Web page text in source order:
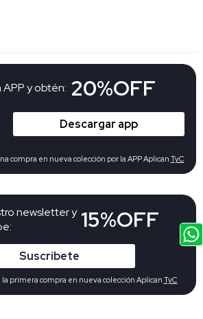
newsletter y 15%OFF
Suscribete
primera compra en nueva colección Aplican TyC
APP y obtén: 20%OFF
Descargar app
compra en nueva colección por la APP Aplican TyC